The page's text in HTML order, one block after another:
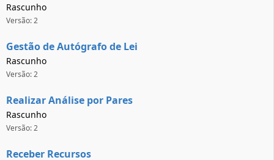
Rascunho
Versão: 2
Gestão de Autógrafo de Lei
Rascunho
Versão: 2
Realizar Análise por Pares
Rascunho
Versão: 2
Receber Recursos